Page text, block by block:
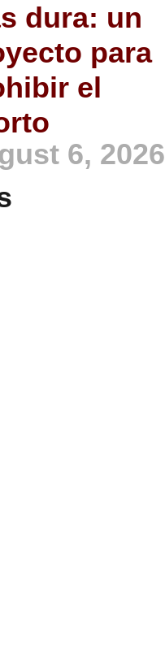
dura: un
para
el
6, 2026